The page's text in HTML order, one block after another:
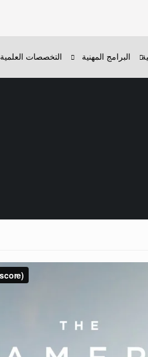
البرامج المهنية التخصصات العلمية